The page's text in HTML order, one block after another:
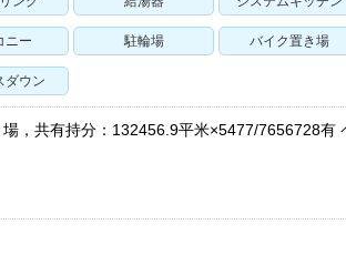
ニー 駐輪場 バイク置き場
ダウン
場，共有持分：132456.9平米×5477/7656728